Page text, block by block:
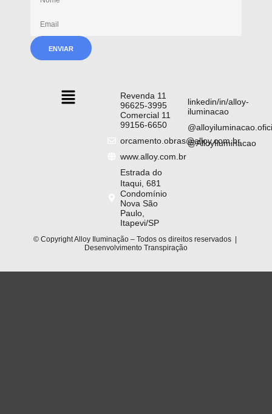
Revenda 11
96625-3995
Comercial 11
99156-6650
orcamento.obras@alloy.com.br
www.alloy.com.br
Estrada do
Itaqui, 681
Condomínio
Nova São
Paulo,
Itapevi/SP
linkedin/in/alloy-
iluminacao
@AlloyIluminacao
© Copyright Alloy Iluminação – Todos os direitos reservados |
Desenvolvimento Transpiração